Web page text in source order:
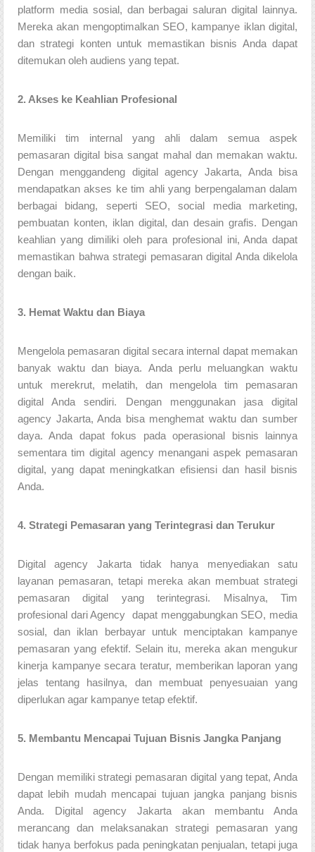
platform media sosial, dan berbagai saluran digital lainnya.
Mereka akan mengoptimalkan SEO, kampanye iklan digital,
dan strategi konten untuk memastikan bisnis Anda dapat
ditemukan oleh audiens yang tepat.
2. Akses ke Keahlian Profesional
Memiliki tim internal yang ahli dalam semua aspek
pemasaran digital bisa sangat mahal dan memakan waktu.
Dengan menggandeng digital agency Jakarta, Anda bisa
mendapatkan akses ke tim ahli yang berpengalaman dalam
berbagai bidang, seperti SEO, social media marketing,
pembuatan konten, iklan digital, dan desain grafis. Dengan
keahlian yang dimiliki oleh para profesional ini, Anda dapat
memastikan bahwa strategi pemasaran digital Anda dikelola
dengan baik.
3. Hemat Waktu dan Biaya
Mengelola pemasaran digital secara internal dapat memakan
banyak waktu dan biaya. Anda perlu meluangkan waktu
untuk merekrut, melatih, dan mengelola tim pemasaran
digital Anda sendiri. Dengan menggunakan jasa digital
agency Jakarta, Anda bisa menghemat waktu dan sumber
daya. Anda dapat fokus pada operasional bisnis lainnya
sementara tim digital agency menangani aspek pemasaran
digital, yang dapat meningkatkan efisiensi dan hasil bisnis
Anda.
4. Strategi Pemasaran yang Terintegrasi dan Terukur
Digital agency Jakarta tidak hanya menyediakan satu
layanan pemasaran, tetapi mereka akan membuat strategi
pemasaran digital yang terintegrasi. Misalnya, Tim
profesional dari Agency dapat menggabungkan SEO, media
sosial, dan iklan berbayar untuk menciptakan kampanye
pemasaran yang efektif. Selain itu, mereka akan mengukur
kinerja kampanye secara teratur, memberikan laporan yang
jelas tentang hasilnya, dan membuat penyesuaian yang
diperlukan agar kampanye tetap efektif.
5. Membantu Mencapai Tujuan Bisnis Jangka Panjang
Dengan memiliki strategi pemasaran digital yang tepat, Anda
dapat lebih mudah mencapai tujuan jangka panjang bisnis
Anda. Digital agency Jakarta akan membantu Anda
merancang dan melaksanakan strategi pemasaran yang
tidak hanya berfokus pada peningkatan penjualan, tetapi juga